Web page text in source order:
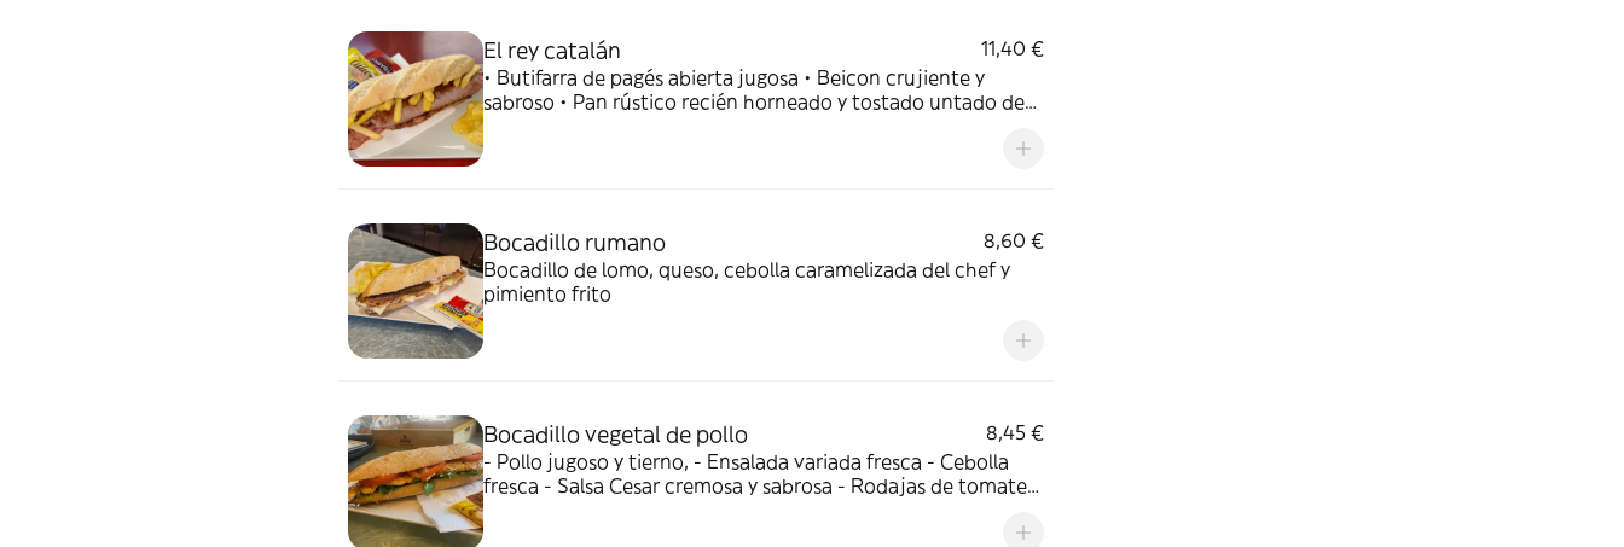
El rey catalán
11,40 €
• Butifarra de pagés abierta jugosa • Beicon crujiente y
sabroso • Pan rústico recién horneado y tostado untado de
Bocadillo rumano
8,60 €
Bocadillo de lomo, queso, cebolla caramelizada del chef y
pimiento frito
Bocadillo vegetal de pollo
8,45 €
- Pollo jugoso y tierno, - Ensalada variada fresca - Cebolla
fresca - Salsa Cesar cremosa y sabrosa - Rodajas de tomates